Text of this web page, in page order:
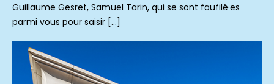
Guillaume Gesret, Samuel Tarin, qui se sont faufilé·es
parmi vous pour saisir […]